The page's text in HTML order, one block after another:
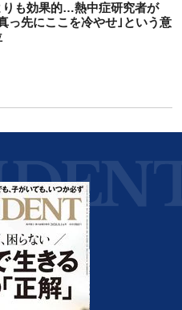
りも効果的…熱中症研究者が
っ先にここを冷やせ｣という意